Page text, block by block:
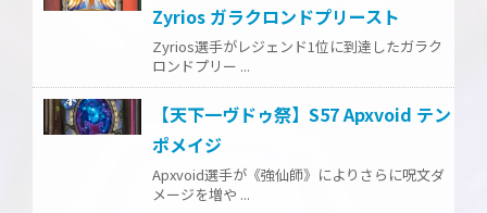
Zyrios ガラクロンドプリースト
Zyrios選手がレジェンド1位に到達したガラク
ロンドプリー ...
【天下一ヴドゥ祭】S57 Apxvoid テン
ポメイジ
Apxvoid選手が《強仙師》によりさらに呪文ダ
メージを増や ...